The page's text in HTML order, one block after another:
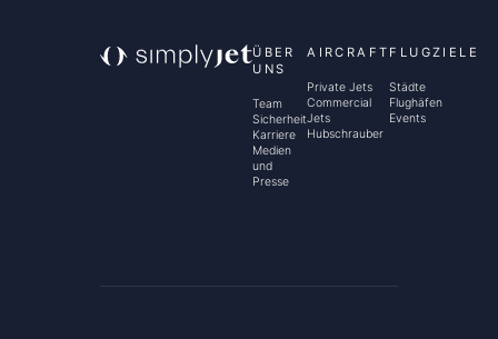
ÜBER
UNS
Team
Sicherheit
Karriere
Medien
und
Presse
AIRCRAFT
Private Jets
Commercial
Jets
Hubschrauber
FLUGZIELE
Städte
Flughäfen
Events